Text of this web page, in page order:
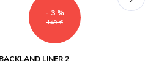
149 €
- 3 %
LINER 2